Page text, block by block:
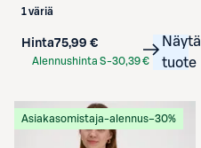
1 väriä
Hinta75,99 €
Alennushinta S-30,39 €
Näytä
tuote
Asiakasomistaja-alennus−30%